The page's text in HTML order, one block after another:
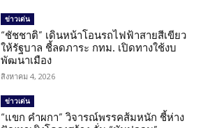
ข่าวเด่น
“ชัชชาติ” เดินหน้าโอนรถไฟฟ้าสายสีเขียว
ให้รัฐบาล ชี้ลดภาระ กทม. เปิดทางใช้งบ
พัฒนาเมือง
สิงหาคม 4, 2026
ข่าวเด่น
“แขก คำผกา” วิจารณ์พรรคส้มหนัก ชี้ห่าง